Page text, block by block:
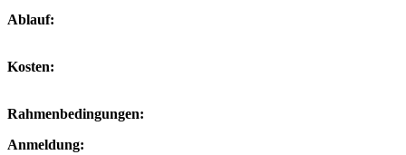
Ablauf:
Kosten:
Rahmenbedingungen:
Anmeldung: